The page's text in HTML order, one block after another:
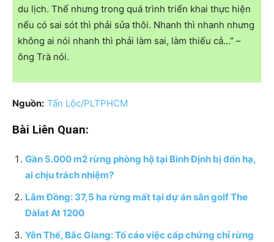
du lịch. Thế nhưng trong quá trình triển khai thực hiện
nếu có sai sót thì phải sửa thôi. Nhanh thì nhanh nhưng
không ai nói nhanh thì phải làm sai, làm thiếu cả…” –
ông Trà nói.
Nguồn: Tấn Lộc/PLTPHCM
Bài Liên Quan:
Gần 5.000 m2 rừng phòng hộ tại Bình Định bị đốn hạ,
ai chịu trách nhiệm?
Lâm Đồng: 37,5 ha rừng mất tại dự án sân golf The
Dàlat At 1200
Yên Thế, Bắc Giang: Tố cáo việc cấp chứng chỉ rừng